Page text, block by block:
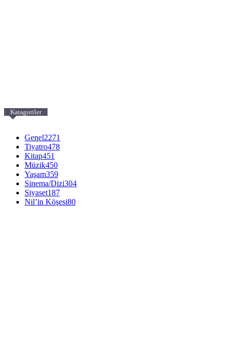
Katagoriler
Genel2271
Tiyatro478
Kitap451
Müzik450
Yaşam359
Sinema/Dizi304
Siyaset187
Nil’in Köşesi80